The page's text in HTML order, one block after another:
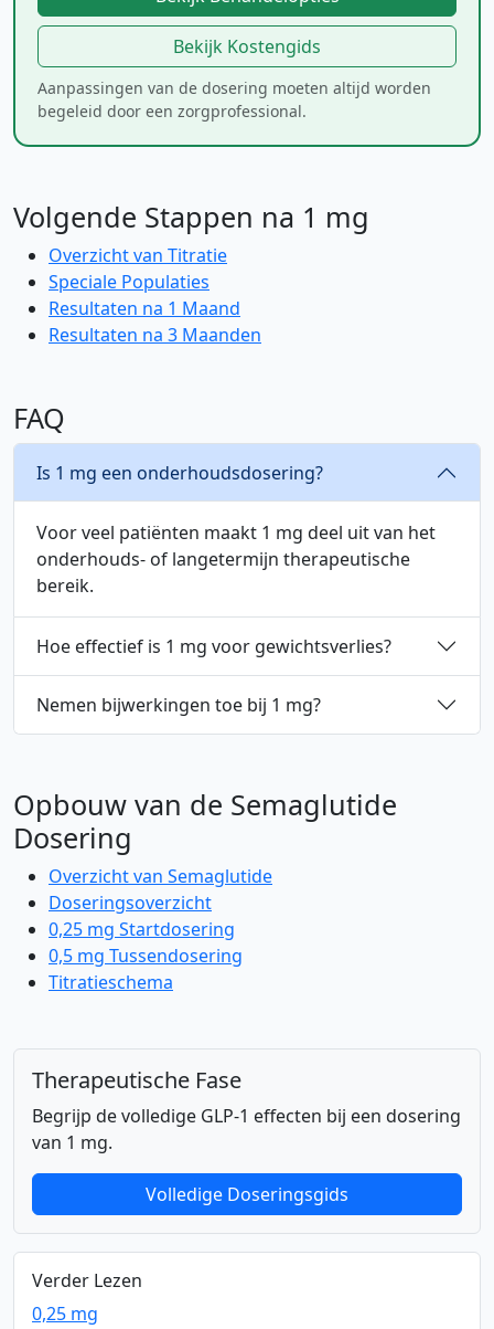
Bekijk Kostengids
Aanpassingen van de dosering moeten altijd worden
begeleid door een zorgprofessional.
Volgende Stappen na 1 mg
Overzicht van Titratie
Speciale Populaties
Resultaten na 1 Maand
Resultaten na 3 Maanden
FAQ
Is 1 mg een onderhoudsdosering?
Voor veel patiënten maakt 1 mg deel uit van het
onderhouds- of langetermijn therapeutische
bereik.
Hoe effectief is 1 mg voor gewichtsverlies?
Nemen bijwerkingen toe bij 1 mg?
Opbouw van de Semaglutide
Dosering
Overzicht van Semaglutide
Doseringsoverzicht
0,25 mg Startdosering
0,5 mg Tussendosering
Titratieschema
Therapeutische Fase
Begrijp de volledige GLP-1 effecten bij een dosering
van 1 mg.
Volledige Doseringsgids
Verder Lezen
0,25 mg